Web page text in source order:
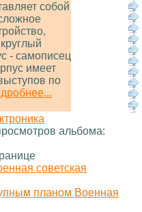
собой
- самописец
имеет
по
альбома:
советская
планом Военная